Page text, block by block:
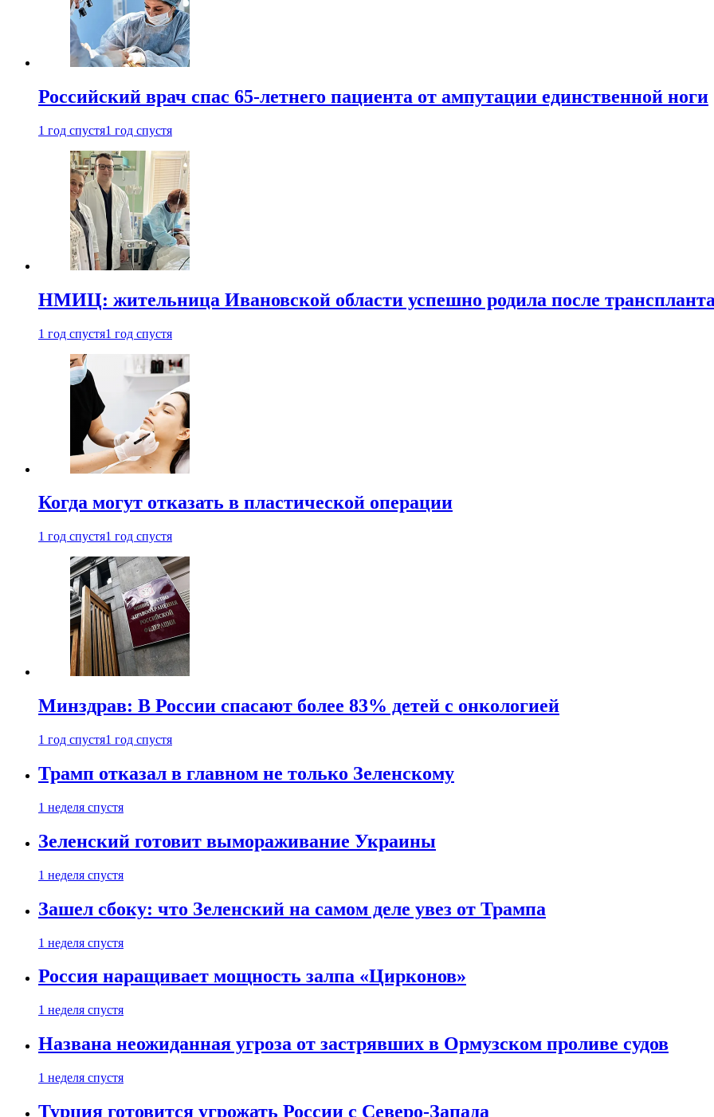
Российский врач спас 65-летнего пациента от ампутации единственной ноги
1 год спустя1 год спустя
НМИЦ: жительница Ивановской области успешно родила после
1 год спустя1 год спустя
Когда могут отказать в пластической операции
1 год спустя1 год спустя
Минздрав: В России спасают более 83% детей с онкологией
1 год спустя1 год спустя
Трамп отказал в главном не только Зеленскому
1 неделя спустя
Зеленский готовит вымораживание Украины
1 неделя спустя
Зашел сбоку: что Зеленский на самом деле увез от Трампа
1 неделя спустя
Россия наращивает мощность залпа «Цирконов»
1 неделя спустя
Названа неожиданная угроза от застрявших в Ормузском проливе судов
1 неделя спустя
Турция готовится угрожать России с Северо-Запада